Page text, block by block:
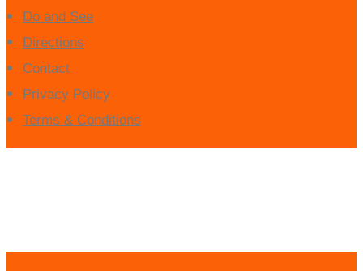
Do and See
Directions
Contact
Privacy Policy
Terms & Conditions